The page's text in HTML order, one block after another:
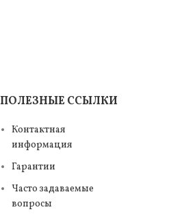
ПОЛЕЗНЫЕ ССЫЛКИ
Контактная
информация
Гарантии
Часто задаваемые
вопросы